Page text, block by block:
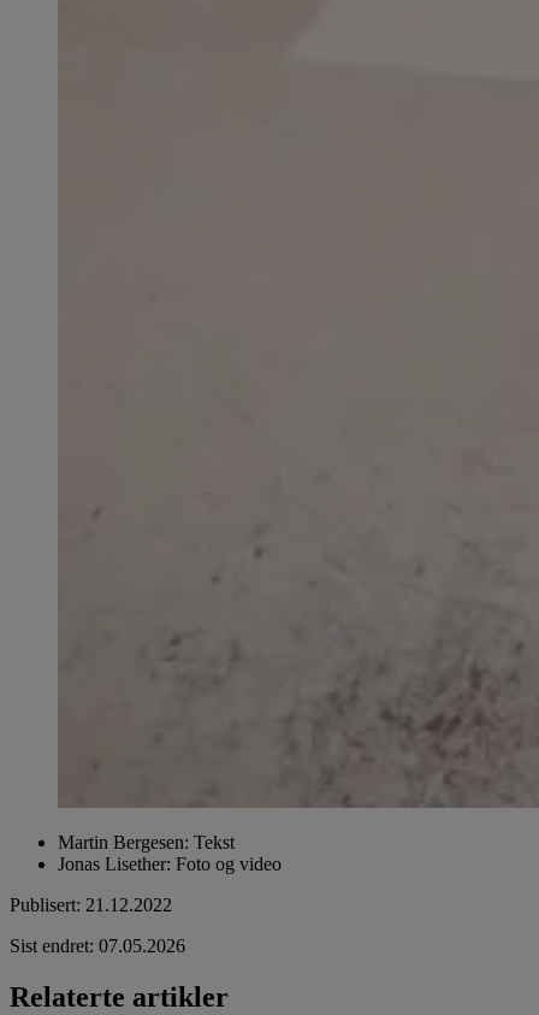
Martin Bergesen: Tekst
Jonas Lisether: Foto og video
Publisert: 21.12.2022
Sist endret: 07.05.2026
Relaterte artikler